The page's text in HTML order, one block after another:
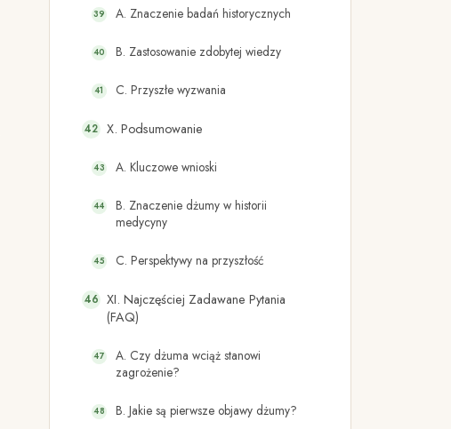
A. Znaczenie badań historycznych
B. Zastosowanie zdobytej wiedzy
C. Przyszłe wyzwania
X. Podsumowanie
A. Kluczowe wnioski
B. Znaczenie dżumy w historii
medycyny
C. Perspektywy na przyszłość
XI. Najczęściej Zadawane Pytania
(FAQ)
A. Czy dżuma wciąż stanowi
zagrożenie?
B. Jakie są pierwsze objawy dżumy?